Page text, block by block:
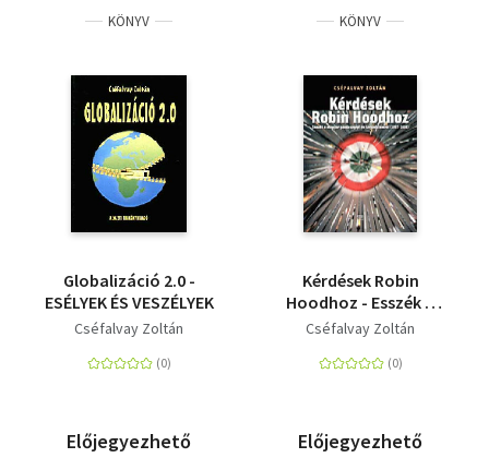
KÖNYV
Globalizáció 2.0 -
ESÉLYEK ÉS VESZÉLYEK
Cséfalvay Zoltán
Előjegyezhető
KÖNYV
Kérdések Robin
Hoodhoz - Esszék a
magyar gazdaságról
Cséfalvay Zoltán
Előjegyezhető